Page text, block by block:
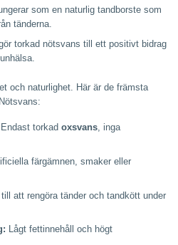
som en naturlig tandborste som
tänderna.
torkad nötsvans till ett positivt bidrag
och naturlighet. Här är de främsta
Endast torkad oxsvans, inga
färgämnen, smaker eller
till att rengöra tänder och tandkött under
Lågt fettinnehåll och högt